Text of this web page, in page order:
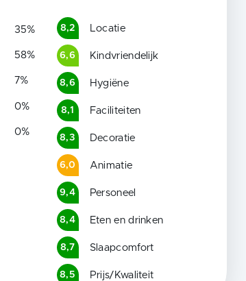
35%
58%
7%
0%
0%
8,2 Locatie
6,6 Kindvriendelijk
8,6 Hygiëne
8,1 Faciliteiten
8,3 Decoratie
6,0 Animatie
9,4 Personeel
8,4 Eten en drinken
8,7 Slaapcomfort
8,5 Prijs/Kwaliteit